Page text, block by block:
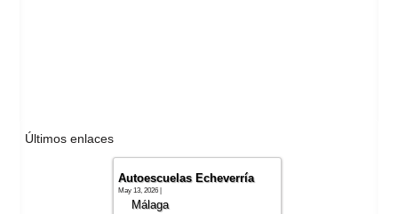
Últimos enlaces
Autoescuelas Echeverría
May 13, 2026 |
Málaga